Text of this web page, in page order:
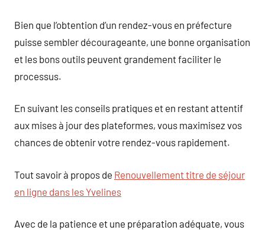
Bien que l’obtention d’un rendez-vous en préfecture
puisse sembler décourageante, une bonne organisation
et les bons outils peuvent grandement faciliter le
processus.
En suivant les conseils pratiques et en restant attentif
aux mises à jour des plateformes, vous maximisez vos
chances de obtenir votre rendez-vous rapidement.
Tout savoir à propos de Renouvellement titre de séjour
en ligne dans les Yvelines
Avec de la patience et une préparation adéquate, vous